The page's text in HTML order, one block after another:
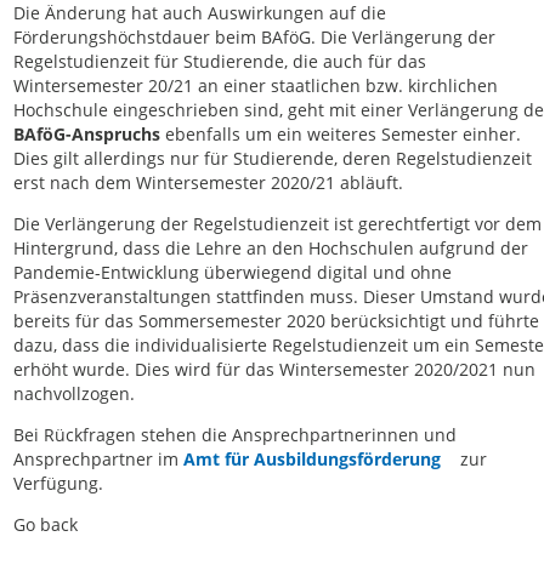
Die Änderung hat auch Auswirkungen auf die
Förderungshöchstdauer beim BAföG. Die Verlängerung der
Regelstudienzeit für Studierende, die auch für das
Wintersemester 20/21 an einer staatlichen bzw. kirchlichen
Hochschule eingeschrieben sind, geht mit einer Verlängerung
BAföG-Anspruchs ebenfalls um ein weiteres Semester einher.
Dies gilt allerdings nur für Studierende, deren Regelstudienzeit
erst nach dem Wintersemester 2020/21 abläuft.
Die Verlängerung der Regelstudienzeit ist gerechtfertigt vor dem
Hintergrund, dass die Lehre an den Hochschulen aufgrund der
Pandemie-Entwicklung überwiegend digital und ohne
Präsenzveranstaltungen stattfinden muss. Dieser Umstand
bereits für das Sommersemester 2020 berücksichtigt und führte
dazu, dass die individualisierte Regelstudienzeit um ein
erhöht wurde. Dies wird für das Wintersemester 2020/2021 nun
nachvollzogen.
Bei Rückfragen stehen die Ansprechpartnerinnen und
Ansprechpartner imAmt für Ausbildungsförderung
zur
Verfügung.
Go back